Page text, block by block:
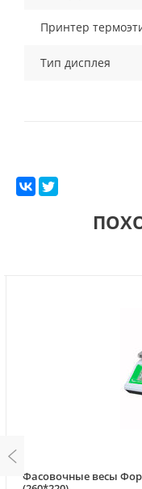
Принтер
Тип дисплея
Фасовочные весы